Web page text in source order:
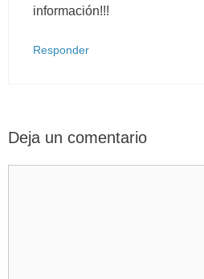
información!!!
Responder
Deja un comentario